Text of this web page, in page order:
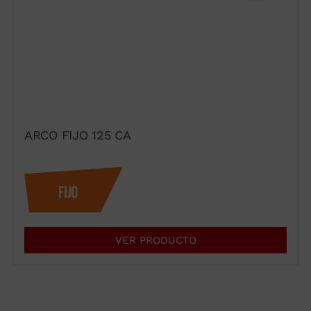
ARCO FIJO 125 CA
VER PRODUCTO
del formulario de contacto.
He leído y acepto el
legaly laPolítica de Privacidad
Enviar →